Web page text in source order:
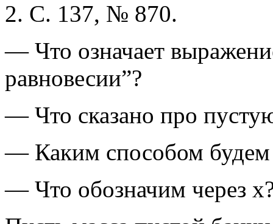
2. С. 137, № 870.
— Что означает
равновесии”?
— Что сказано про
— Каким способом будем
— Что обозначим через